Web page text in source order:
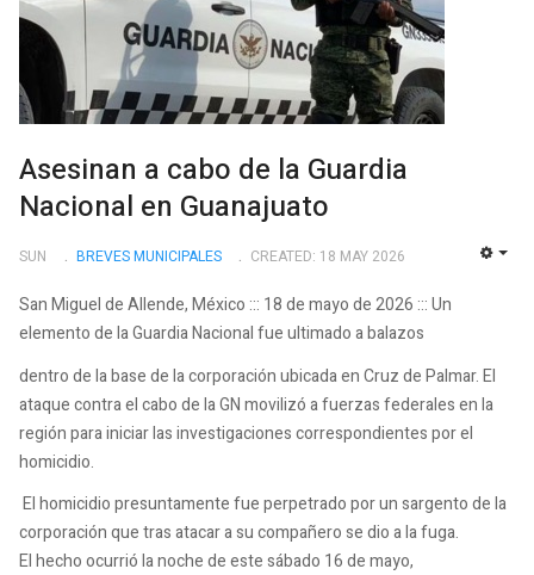
Asesinan a cabo de la Guardia
Nacional en Guanajuato
SUN BREVES MUNICIPALES CREATED: 18 MAY 2026
San Miguel de Allende, México ::: 18 de mayo de 2026 ::: Un
elemento de la Guardia Nacional fue ultimado a balazos
dentro de la base de la corporación ubicada en Cruz de Palmar. El
ataque contra el cabo de la GN movilizó a fuerzas federales en la
región para iniciar las investigaciones correspondientes por el
homicidio.
El homicidio presuntamente fue perpetrado por un sargento de la
corporación que tras atacar a su compañero se dio a la fuga.
El hecho ocurrió la noche de este sábado 16 de mayo,